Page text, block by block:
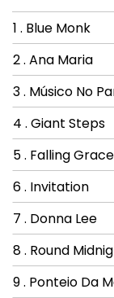
1 . Blue Monk
2 . Ana Maria
3 . Músico No
4 . Giant Steps
5 . Falling Grace
6 . Invitation
7 . Donna Lee
8 . Round
9 . Ponteio Da